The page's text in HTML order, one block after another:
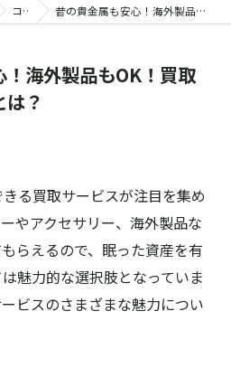
コラム 昔の貴金属も安心！海外製品もOK！買取サービスの魅力とは？
海外製品もOK！買取
？
る買取サービスが注目を集め
やアクセサリー、海外製品な
らえるので、眠った資産を有
魅力的な選択肢となっていま
ビスのさまざまな魅力につい